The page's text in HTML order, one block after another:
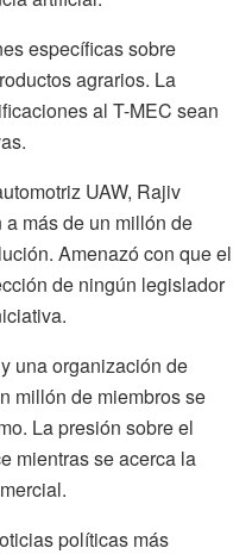
específicas sobre
agrarios. La
al T-MEC sean
UAW, Rajiv
más de un millón de
Amenazó con que el
de ningún legislador
una organización de
millón de miembros se
La presión sobre el
mientras se acerca la
políticas más